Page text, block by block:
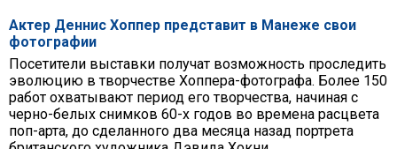
Актер Деннис Хоппер представит в Манеже свои
фотографии
Посетители выставки получат возможность проследить
эволюцию в творчестве Хоппера-фотографа. Более 150
работ охватывают период его творчества, начиная с
черно-белых снимков 60-х годов во времена расцвета
поп-арта, до сделанного два месяца назад портрета